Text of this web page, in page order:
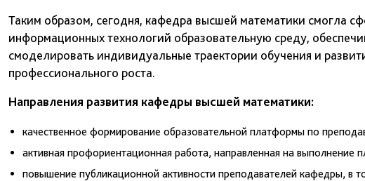
Таким образом, сегодня, кафедра высшей математики смогла
информационных технологий образовательную среду,
смоделировать индивидуальные траектории обучения и
профессионального роста.
Направления развития кафедры высшей математики:
качественное формирование образовательной платформы по
активная профориентационная работа, направленная на выполнение
повышение публикационной активности преподавателей кафедры, в